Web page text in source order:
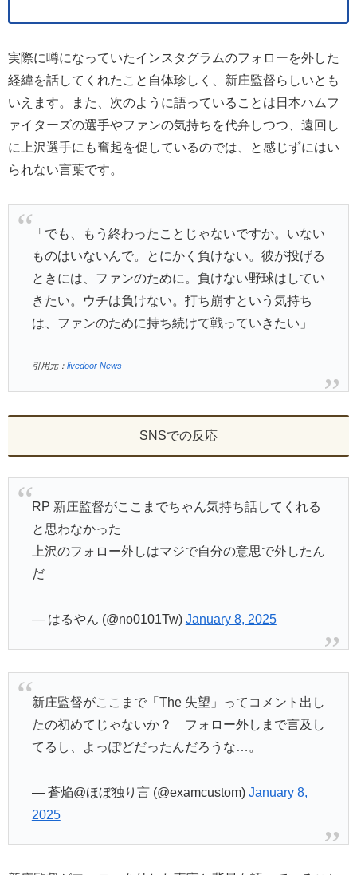
実際に噂になっていたインスタグラムのフォローを外した
経緯を話してくれたこと自体珍しく、新庄監督らしいとも
いえます。また、次のように語っていることは日本ハムフ
ァイターズの選手やファンの気持ちを代弁しつつ、遠回し
に上沢選手にも奮起を促しているのでは、と感じずにはい
られない言葉です。
「でも、もう終わったことじゃないですか。いない
ものはいないんで。とにかく負けない。彼が投げる
ときには、ファンのために。負けない野球はしてい
きたい。ウチは負けない。打ち崩すという気持ち
は、ファンのために持ち続けて戦っていきたい」
引用元： livedoor News
SNSでの反応
RP 新庄監督がここまでちゃん気持ち話してくれる
と思わなかった
上沢のフォロー外しはマジで自分の意思で外したん
だ
— はるやん (@no0101Tw) January 8, 2025
新庄監督がここまで「The 失望」ってコメント出し
たの初めてじゃないか？ フォロー外しまで言及し
てるし、よっぽどだったんだろうな…。
— 蒼焔@ほぼ独り言 (@examcustom) January 8,
2025